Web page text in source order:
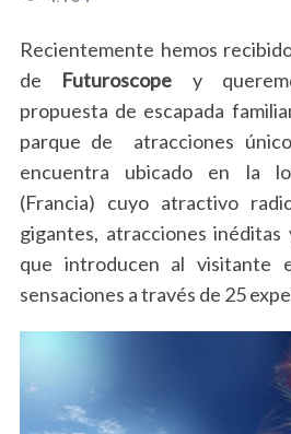
Recientemente hemos
de Futuroscope y
propuesta de escapada
parque de atracciones
encuentra ubicado en la
(Francia) cuyo atractivo
gigantes, atracciones inéditas
que introducen al visitante
sensaciones a través de 25